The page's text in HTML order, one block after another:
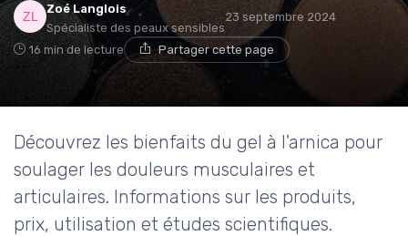
Zoé Langlois
Spécialiste des peaux sensibles
23 septembre 2024
16 min de lecture Partager cette page
Découvrez les bienfaits du gel à l'arnica pour
soulager les douleurs musculaires et
articulaires. Informations sur les produits,
prix, utilisation et études scientifiques.